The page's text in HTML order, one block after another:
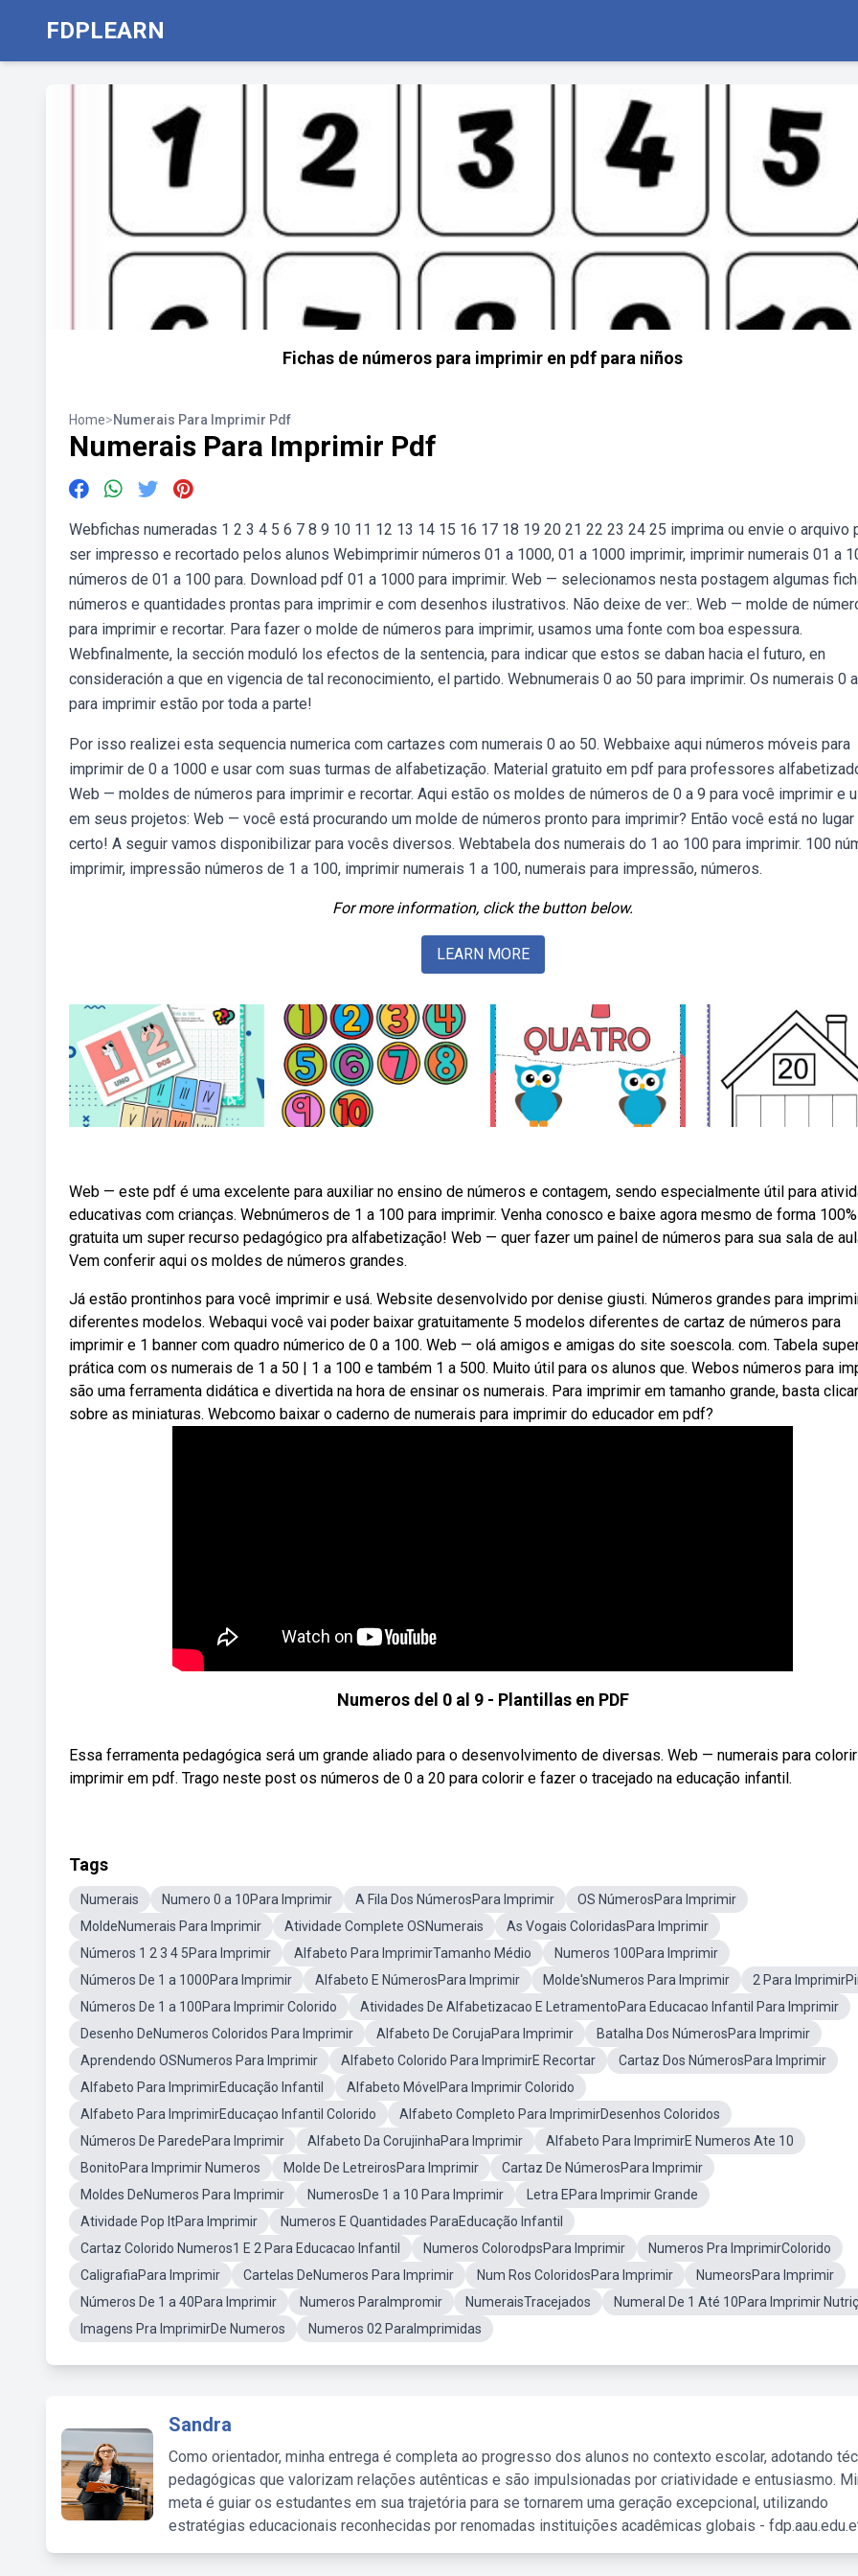
FDPLEARN
Fichas de números para imprimir en pdf para niños
Home>Numerais Para Imprimir Pdf
Numerais Para Imprimir Pdf
Webfichas numeradas 1 2 3 4 5 6 7 8 9 10 11 12 13 14 15 16 17 18 19 20 21 22 23 24 25 imprima ou envie o arquivo
ser impresso e recortado pelos alunos Webimprimir números 01 a 1000, 01 a 1000 imprimir, imprimir numerais 01 a
números de 01 a 100 para. Download pdf 01 a 1000 para imprimir. Web — selecionamos nesta postagem algumas
números e quantidades prontas para imprimir e com desenhos ilustrativos. Não deixe de ver:. Web — molde de
para imprimir e recortar. Para fazer o molde de números para imprimir, usamos uma fonte com boa espessura.
Webfinalmente, la sección moduló los efectos de la sentencia, para indicar que estos se daban hacia el futuro, en
consideración a que en vigencia de tal reconocimiento, el partido. Webnumerais 0 ao 50 para imprimir. Os numerais 0
para imprimir estão por toda a parte!
Por isso realizei esta sequencia numerica com cartazes com numerais 0 ao 50. Webbaixe aqui números móveis para
imprimir de 0 a 1000 e usar com suas turmas de alfabetização. Material gratuito em pdf para professores
Web — moldes de números para imprimir e recortar. Aqui estão os moldes de números de 0 a 9 para você imprimir e
em seus projetos: Web — você está procurando um molde de números pronto para imprimir? Então você está no lugar
certo! A seguir vamos disponibilizar para vocês diversos. Webtabela dos numerais do 1 ao 100 para imprimir. 100
imprimir, impressão números de 1 a 100, imprimir numerais 1 a 100, numerais para impressão, números.
For more information, click the button below.
LEARN MORE
Web — este pdf é uma excelente para auxiliar no ensino de números e contagem, sendo especialmente útil para
educativas com crianças. Webnúmeros de 1 a 100 para imprimir. Venha conosco e baixe agora mesmo de forma 100%
gratuita um super recurso pedagógico pra alfabetização! Web — quer fazer um painel de números para sua sala de
Vem conferir aqui os moldes de números grandes.
Já estão prontinhos para você imprimir e usá. Website desenvolvido por denise giusti. Números grandes para
diferentes modelos. Webaqui você vai poder baixar gratuitamente 5 modelos diferentes de cartaz de números para
imprimir e 1 banner com quadro númerico de 0 a 100. Web — olá amigos e amigas do site soescola. com. Tabela
prática com os numerais de 1 a 50 | 1 a 100 e também 1 a 500. Muito útil para os alunos que. Webos números para
são uma ferramenta didática e divertida na hora de ensinar os numerais. Para imprimir em tamanho grande, basta clicar
sobre as miniaturas. Webcomo baixar o caderno de numerais para imprimir do educador em pdf?
Numeros del 0 al 9 - Plantillas en PDF
Essa ferramenta pedagógica será um grande aliado para o desenvolvimento de diversas. Web — numerais para
imprimir em pdf. Trago neste post os números de 0 a 20 para colorir e fazer o tracejado na educação infantil.
Tags
Numerais Numero 0 a 10Para Imprimir A Fila Dos NúmerosPara Imprimir
OS NúmerosPara Imprimir
MoldeNumerais Para Imprimir
Atividade Complete OSNumerais
As Vogais ColoridasPara Imprimir
Números 1 2 3 4 5Para Imprimir
Alfabeto Para ImprimirTamanho Médio
Numeros 100Para Imprimir
Números De 1 a 1000Para Imprimir
Alfabeto E NúmerosPara Imprimir Molde'sNumeros Para Imprimir
2 Para
Números De 1 a 100Para Imprimir Colorido
Atividades De Alfabetizacao E LetramentoPara Educacao Infantil Para Imprimir
Desenho DeNumeros Coloridos Para Imprimir
Alfabeto De CorujaPara Imprimir
Batalha Dos NúmerosPara Imprimir
Aprendendo OSNumeros Para Imprimir
Alfabeto Colorido Para ImprimirE Recortar
Cartaz Dos NúmerosPara Imprimir
Alfabeto Para ImprimirEducação Infantil
Alfabeto MóvelPara Imprimir Colorido
Alfabeto Para ImprimirEducaçao Infantil Colorido
Alfabeto Completo Para ImprimirDesenhos Coloridos
Números De ParedePara Imprimir
Alfabeto Da CorujinhaPara Imprimir
Alfabeto Para ImprimirE Numeros Ate 10
BonitoPara Imprimir Numeros
Molde De LetreirosPara Imprimir
Cartaz De NúmerosPara Imprimir
Moldes DeNumeros Para Imprimir
NumerosDe 1 a 10 Para Imprimir
Letra EPara Imprimir Grande
Atividade Pop ItPara Imprimir
Numeros E Quantidades ParaEducação Infantil
Cartaz Colorido Numeros1 E 2 Para Educacao Infantil
Numeros ColorodpsPara Imprimir
Numeros Pra ImprimirColorido
CaligrafiaPara Imprimir
Cartelas DeNumeros Para Imprimir Num Ros ColoridosPara Imprimir
NumeorsPara Imprimir
Números De 1 a 40Para Imprimir
Numeros ParaImpromir NumeraisTracejados
Numeral De 1 Até 10Para Imprimir
Imagens Pra ImprimirDe Numeros
Numeros 02 ParaImprimidas
Sandra
Como orientador, minha entrega é completa ao progresso dos alunos no contexto escolar, adotando
pedagógicas que valorizam relações autênticas e são impulsionadas por criatividade e entusiasmo.
meta é guiar os estudantes em sua trajetória para se tornarem uma geração excepcional, utilizando
estratégias educacionais reconhecidas por renomadas instituições acadêmicas globais -